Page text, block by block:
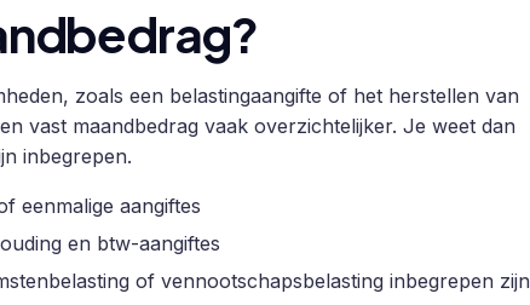
zoals een belastingaangifte of het herstellen van
vast maandbedrag vaak overzichtelijker. Je weet dan
inbegrepen.
eenmalige aangiftes
en btw-aangiftes
of vennootschapsbelasting inbegrepen zijn